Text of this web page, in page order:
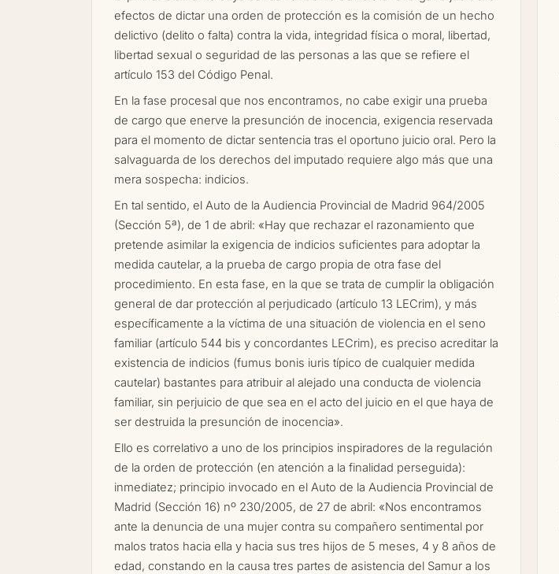
efectos de dictar una orden de protección es la comisión de un hecho
delictivo (delito o falta) contra la vida, integridad física o moral, libertad,
libertad sexual o seguridad de las personas a las que se refiere el
artículo 153 del Código Penal.
En la fase procesal que nos encontramos, no cabe exigir una prueba
de cargo que enerve la presunción de inocencia, exigencia reservada
para el momento de dictar sentencia tras el oportuno juicio oral. Pero la
salvaguarda de los derechos del imputado requiere algo más que una
mera sospecha: indicios.
En tal sentido, el Auto de la Audiencia Provincial de Madrid 964/2005
(Sección 5ª), de 1 de abril: «Hay que rechazar el razonamiento que
pretende asimilar la exigencia de indicios suficientes para adoptar la
medida cautelar, a la prueba de cargo propia de otra fase del
procedimiento. En esta fase, en la que se trata de cumplir la obligación
general de dar protección al perjudicado (artículo 13 LECrim), y más
específicamente a la víctima de una situación de violencia en el seno
familiar (artículo 544 bis y concordantes LECrim), es preciso acreditar la
existencia de indicios (fumus bonis iuris típico de cualquier medida
cautelar) bastantes para atribuir al alejado una conducta de violencia
familiar, sin perjuicio de que sea en el acto del juicio en el que haya de
ser destruida la presunción de inocencia».
Ello es correlativo a uno de los principios inspiradores de la regulación
de la orden de protección (en atención a la finalidad perseguida):
inmediatez; principio invocado en el Auto de la Audiencia Provincial de
Madrid (Sección 16) nº 230/2005, de 27 de abril: «Nos encontramos
ante la denuncia de una mujer contra su compañero sentimental por
malos tratos hacia ella y hacia sus tres hijos de 5 meses, 4 y 8 años de
edad, constando en la causa tres partes de asistencia del Samur a los